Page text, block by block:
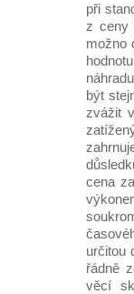
při
z ceny
možno
být
zvážit
cena
určitou
řádně
věcí